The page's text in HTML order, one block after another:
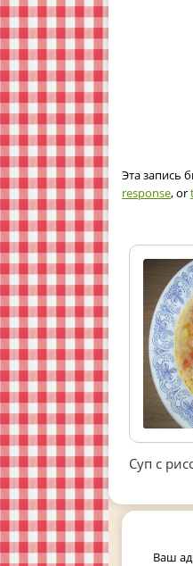
Эта запись
response, or
Суп с
Ваш